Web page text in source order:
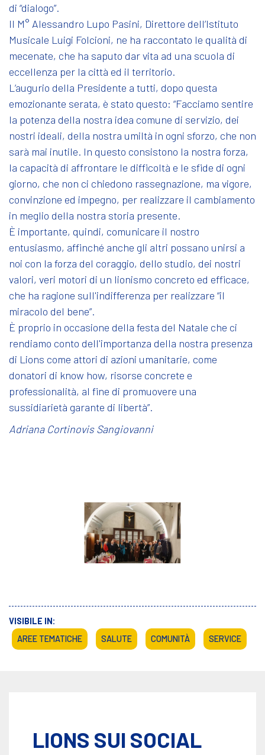
di “dialogo”.
Il M° Alessandro Lupo Pasini, Direttore dell’Istituto
Musicale Luigi Folcioni, ne ha raccontato le qualità di
mecenate, che ha saputo dar vita ad una scuola di
eccellenza per la città ed il territorio.
L’augurio della Presidente a tutti, dopo questa
emozionante serata, è stato questo: “Facciamo sentire
la potenza della nostra idea comune di servizio, dei
nostri ideali, della nostra umiltà in ogni sforzo, che non
sarà mai inutile. In questo consistono la nostra forza,
la capacità di affrontare le difficoltà e le sfide di ogni
giorno, che non ci chiedono rassegnazione, ma vigore,
convinzione ed impegno, per realizzare il cambiamento
in meglio della nostra storia presente.
È importante, quindi, comunicare il nostro
entusiasmo, affinché anche gli altri possano unirsi a
noi con la forza del coraggio, dello studio, dei nostri
valori, veri motori di un lionismo concreto ed efficace,
che ha ragione sull'indifferenza per realizzare “il
miracolo del bene”.
È proprio in occasione della festa del Natale che ci
rendiamo conto dell'importanza della nostra presenza
di Lions come attori di azioni umanitarie, come
donatori di know how, risorse concrete e
professionalità, al fine di promuovere una
sussidiarietà garante di libertà”.
Adriana Cortinovis Sangiovanni
VISIBILE IN:
AREE TEMATICHE
SALUTE COMUNITÀ SERVICE
LIONS SUI SOCIAL